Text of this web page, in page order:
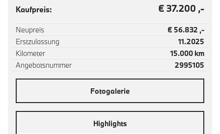
Kaufpreis:
€ 37.200 ,-
Neupreis
€ 56.832 ,-
Erstzulassung
11.2025
Kilometer
15.000 km
Angebotsnummer
2995105
Fotogalerie
Highlights